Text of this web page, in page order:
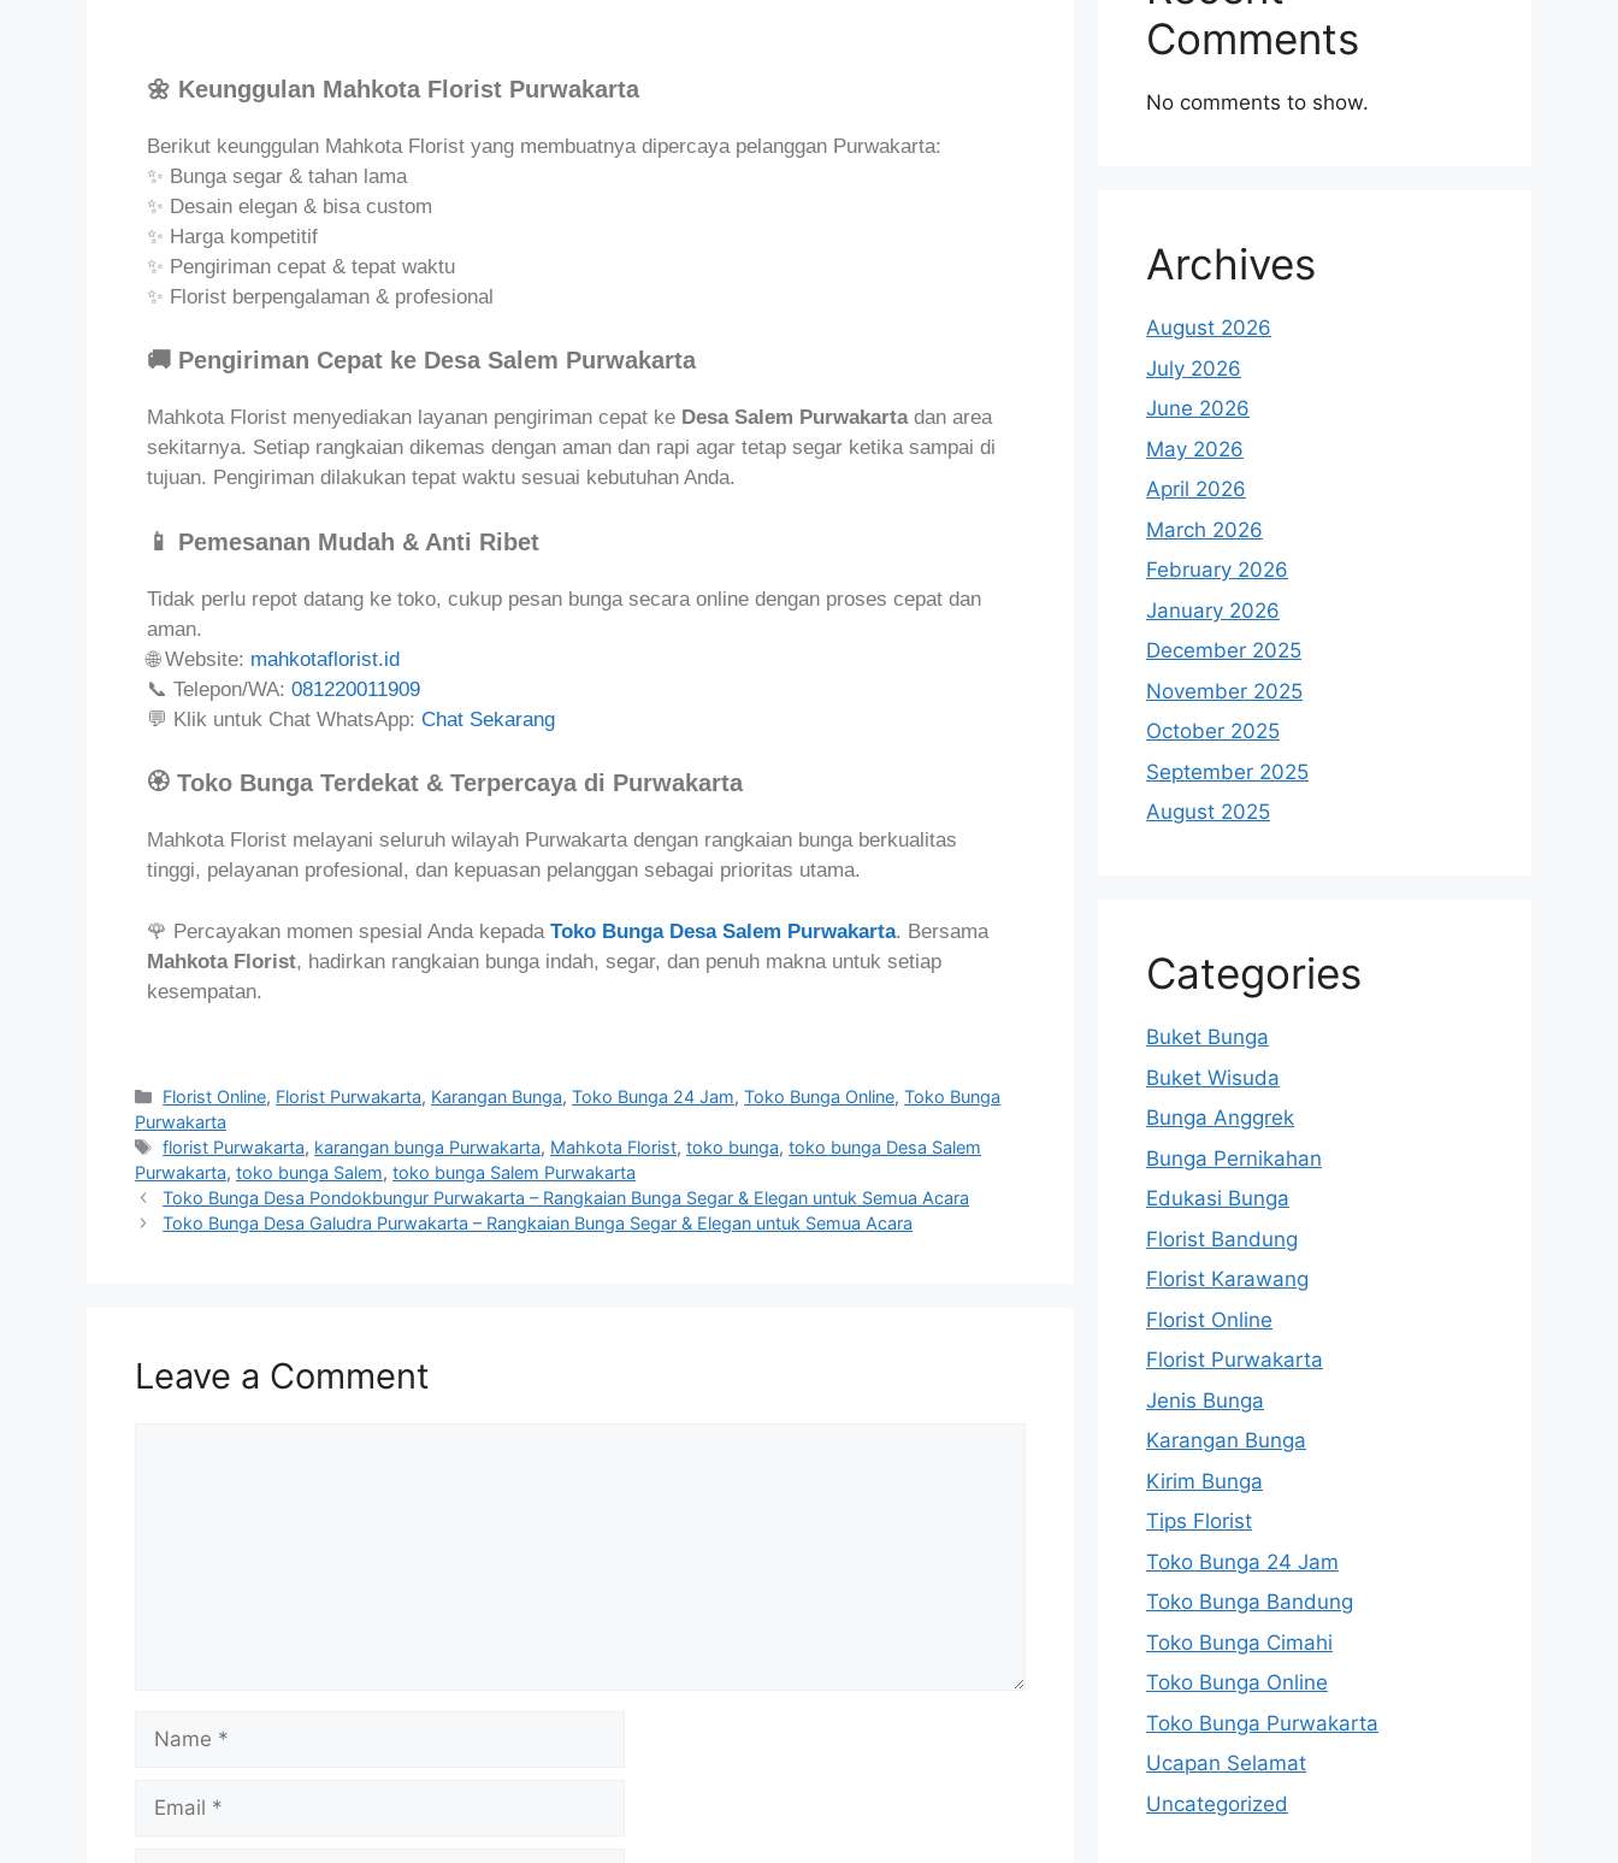
🌼 Keunggulan Mahkota Florist Purwakarta
Berikut keunggulan Mahkota Florist yang membuatnya dipercaya pelanggan Purwakarta:
✨ Bunga segar & tahan lama
✨ Desain elegan & bisa custom
✨ Harga kompetitif
✨ Pengiriman cepat & tepat waktu
✨ Florist berpengalaman & profesional
🚚 Pengiriman Cepat ke Desa Salem Purwakarta
Mahkota Florist menyediakan layanan pengiriman cepat ke Desa Salem Purwakartadan area
sekitarnya. Setiap rangkaian dikemas dengan aman dan rapi agar tetap segar ketika sampai di
tujuan. Pengiriman dilakukan tepat waktu sesuai kebutuhan Anda.
📱 Pemesanan Mudah & Anti Ribet
Tidak perlu repot datang ke toko, cukup pesan bunga secara online dengan proses cepat dan
aman.
🌐 Website: mahkotaflorist.id
📞 Telepon/WA: 081220011909
💬 Klik untuk Chat WhatsApp: Chat Sekarang
🏵️ Toko Bunga Terdekat & Terpercaya di Purwakarta
Mahkota Florist melayani seluruh wilayah Purwakarta dengan rangkaian bunga berkualitas
tinggi, pelayanan profesional, dan kepuasan pelanggan sebagai prioritas utama.
🌹 Percayakan momen spesial Anda kepada Toko Bunga Desa Salem Purwakarta. Bersama
Mahkota Florist, hadirkan rangkaian bunga indah, segar, dan penuh makna untuk setiap
kesempatan.
Florist Online, Florist Purwakarta, Karangan Bunga,Toko Bunga 24 Jam,Toko Bunga Online,Toko Bunga
Purwakarta
florist Purwakarta, karangan bunga Purwakarta, Mahkota Florist,toko bunga,toko bunga Desa Salem
Purwakarta, toko bunga Salem, toko bunga Salem Purwakarta
Toko Bunga Desa Pondokbungur Purwakarta – Rangkaian Bunga Segar & Elegan untuk Semua Acara
Toko Bunga Desa Galudra Purwakarta – Rangkaian Bunga Segar & Elegan untuk Semua Acara
Leave a Comment
Comments
No comments to show.
Archives
August 2026
July 2026
June 2026
May 2026
April 2026
March 2026
February 2026
January 2026
December 2025
November 2025
October 2025
September 2025
August 2025
Categories
Buket Bunga
Buket Wisuda
Bunga Anggrek
Bunga Pernikahan
Edukasi Bunga
Florist Bandung
Florist Karawang
Florist Online
Florist Purwakarta
Jenis Bunga
Karangan Bunga
Kirim Bunga
Tips Florist
Toko Bunga 24 Jam
Toko Bunga Bandung
Toko Bunga Cimahi
Toko Bunga Online
Toko Bunga Purwakarta
Ucapan Selamat
Uncategorized